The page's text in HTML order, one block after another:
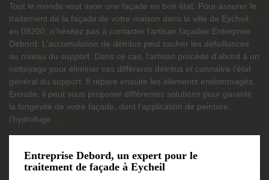
Tout le monde veut avoir une façade en bon état. Pour assurer le
traitement de la façade de votre maison dans la ville de Eycheil
en 09200, n’hésitez pas à contacter l’artisan façadier Entreprise
Debord. L’accumulation de détritus peut cacher les défaillances
au niveau du support. Dans ce cas, l’artisan procède d’abord à un
nettoyage pour éliminer ces différents détritus et connaitre l’état
général du support. Il répare ensuite les éléments endommagés.
Ensuite, il peut vous proposer différentes solutions pour garantir
la longévité de votre façade, dont l’application de peinture,
l’hydrofuge…
Entreprise Debord, un expert pour le
traitement de façade à Eycheil